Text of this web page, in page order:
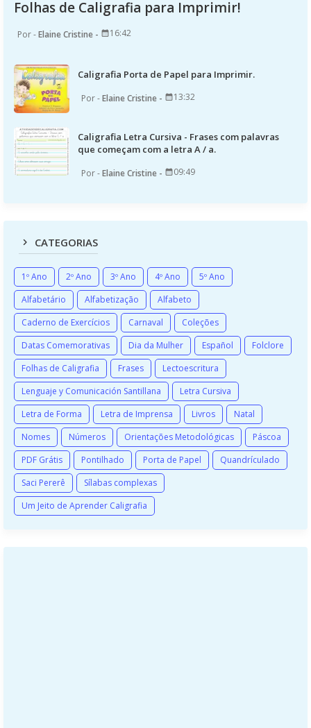
Folhas de Caligrafia para Imprimir!
Elaine Cristine 16:42
Caligrafia Porta de Papel para Imprimir.
Elaine Cristine 13:32
Caligrafia Letra Cursiva - Frases com palavras
que começam com a letra A / a.
Elaine Cristine 09:49
CATEGORIAS
1º Ano 2º Ano 3º Ano 4º Ano
5º Ano
Alfabetário
Alfabetização
Alfabeto
Caderno de Exercícios
Carnaval
Coleções
Datas Comemorativas
Dia da Mulher Español
Folclore
Folhas de Caligrafia
Frases
Lectoescritura
Lenguaje y Comunicación Santillana
Letra Cursiva
Letra de Forma
Letra de Imprensa Livros
Natal
Nomes
Números Orientações Metodológicas
Páscoa
PDF Grátis
Pontilhado Porta de Papel
Quandrículado
Saci Pererê
Sílabas complexas
Um Jeito de Aprender Caligrafia